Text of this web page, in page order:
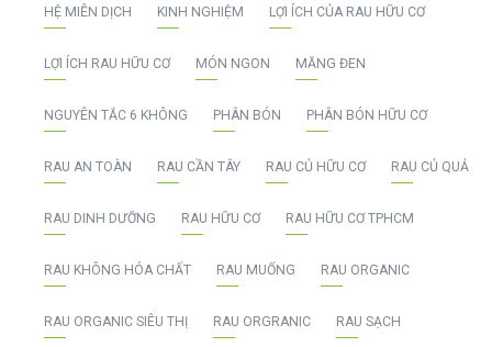
HỆ MIỄN DỊCH KINH NGHIỆM LỢI ÍCH CỦA RAU HỮU CƠ
LỢI ÍCH RAU HỮU CƠ MÓN NGON MĂNG ĐEN
NGUYÊN TẮC 6 KHÔNG PHÂN BÓN PHÂN BÓN HỮU CƠ
RAU AN TOÀN RAU CẦN TÂY RAU CỦ HỮU CƠ RAU CỦ QUẢ
RAU DINH DƯỠNG RAU HỮU CƠ RAU HỮU CƠ TPHCM
RAU KHÔNG HÓA CHẤT RAU MUỐNG RAU ORGANIC
RAU ORGANIC SIÊU THỊ RAU ORGRANIC RAU SẠCH